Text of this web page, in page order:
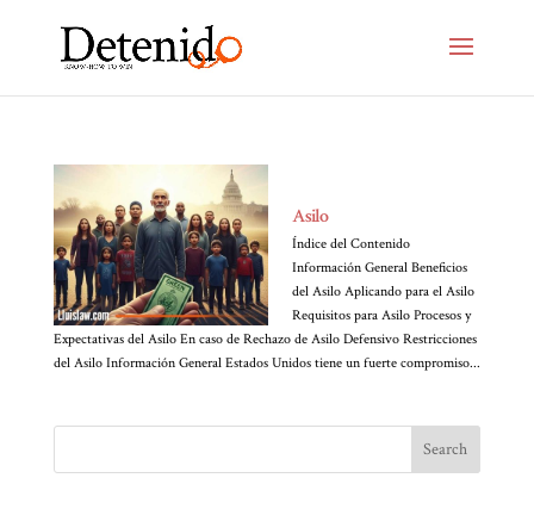
Asilo
Índice del Contenido
Información General Beneficios
del Asilo Aplicando para el Asilo
Requisitos para Asilo Procesos y
Expectativas del Asilo En caso de Rechazo de Asilo Defensivo Restricciones
del Asilo Información General Estados Unidos tiene un fuerte compromiso...